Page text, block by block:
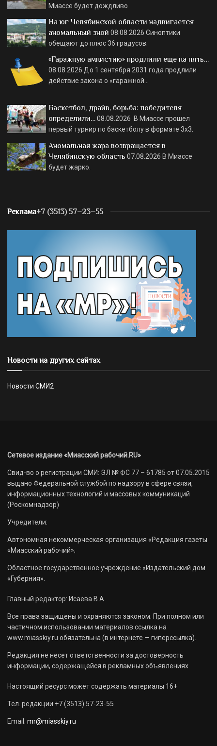
Миассе будет дождливо.
На юг Челябинской области надвигается
аномальный зной 08.08.2026 Синоптики
обещают до плюс 36 градусов.
«Гаражную амнистию» продлили еще на пять…
08.08.2026 До 1 сентября 2031 года продлили
действие закона о «гаражной…
Баскетбол, драйв, борьба: победителя
определили…08.08.2026 В Миассе прошел
первый турнир по баскетболу в формате 3х3.
Аномальная жара возвращается в
Челябинскую область 07.08.2026 В Миассе
будет жарко.
Реклама+7 (3513) 57–23–55
Новости на других сайтах
Новости СМИ2
Сетевое издание «Миасский рабочий.RU»
Свид-во о регистрации СМИ: ЭЛ № ФС 77 – 61785 от 07.05.2015
выдано Федеральной службой по надзору в сфере связи,
информационных технологий и массовых коммуникаций
(Роскомнадзор)
Учредители:
Автономная некоммерческая организация «Редакция газеты
«Миасский рабочий»;
Областное государственное учреждение «Издательский дом
«Губерния».
Главный редактор: Исаева В.А.
Все права защищены и охраняются законом. При полном или
частичном использовании материалов ссылка на
www.miasskiy.ru обязательна (в интернете — гиперссылка).
Редакция не несет ответственности за достоверность
информации, содержащейся в рекламных объявлениях.
Настоящий ресурс может содержать материалы 16+
Тел. редакции +7 (3513) 57-23-55
Email: mr@miasskiy.ru